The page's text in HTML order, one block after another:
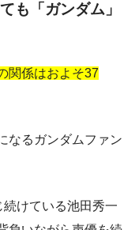
も「ガンダム」
関係はおよそ37
なるガンダムファン
続けている池田秀一